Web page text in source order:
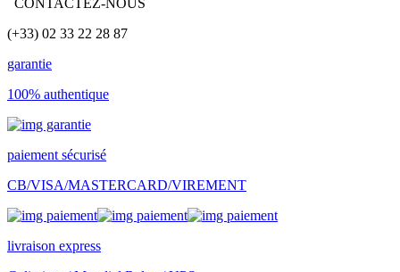
(+33) 02 33 22 28 87
garantie
100% authentique
paiement sécurisé
CB/VISA/MASTERCARD/VIREMENT
livraison express